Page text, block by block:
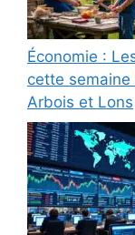
Économie :
cette
Arbois et Lons